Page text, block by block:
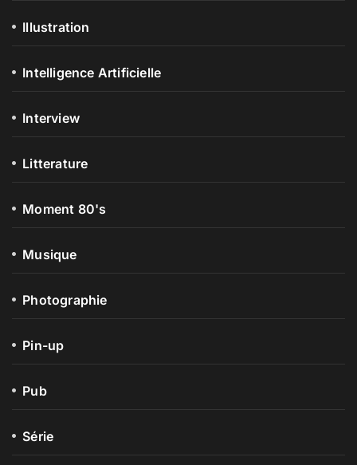
Illustration
Intelligence Artificielle
Interview
Litterature
Moment 80's
Musique
Photographie
Pin-up
Pub
Série